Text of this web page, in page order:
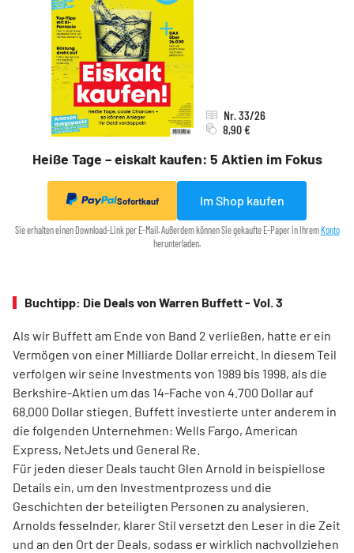
Heiße Tage – eiskalt kaufen: 5 Aktien im Fokus
Nr. 33/26
8,90 €
Sofortkauf Im Shop kaufen
Sie erhalten einen Download-Link per E-Mail. Außerdem können Sie gekaufte E-Paper in Ihrem Konto
herunterladen.
Buchtipp: Die Deals von Warren Buffett - Vol. 3
Als wir Buffett am Ende von Band 2 verließen, hatte er ein
Vermögen von einer Milliarde Dollar erreicht. In diesem Teil
verfolgen wir seine Investments von 1989 bis 1998, als die
Berkshire-Aktien um das 14-­Fache von 4.700 Dollar auf
68.000 Dollar stiegen. Buffett investierte unter anderem in
die folgenden Unternehmen: Wells Fargo, American
Express, NetJets und General Re.
Für jeden dieser Deals taucht Glen Arnold in beispiellose
Details ein, um den Investmentprozess und die
Geschichten der beteiligten Personen zu analysieren.
Arnolds ­fesselnder, klarer Stil versetzt den Leser in die Zeit
und an den Ort der Deals, sodass er wirklich nachvollziehen